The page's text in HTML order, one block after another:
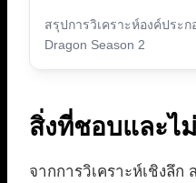
สรุปการวิเคราะห์องค์ประ
Dragon Season 2
สิ่งที่ชอบและไ
จากการวิเคราะห์เชิงลึก